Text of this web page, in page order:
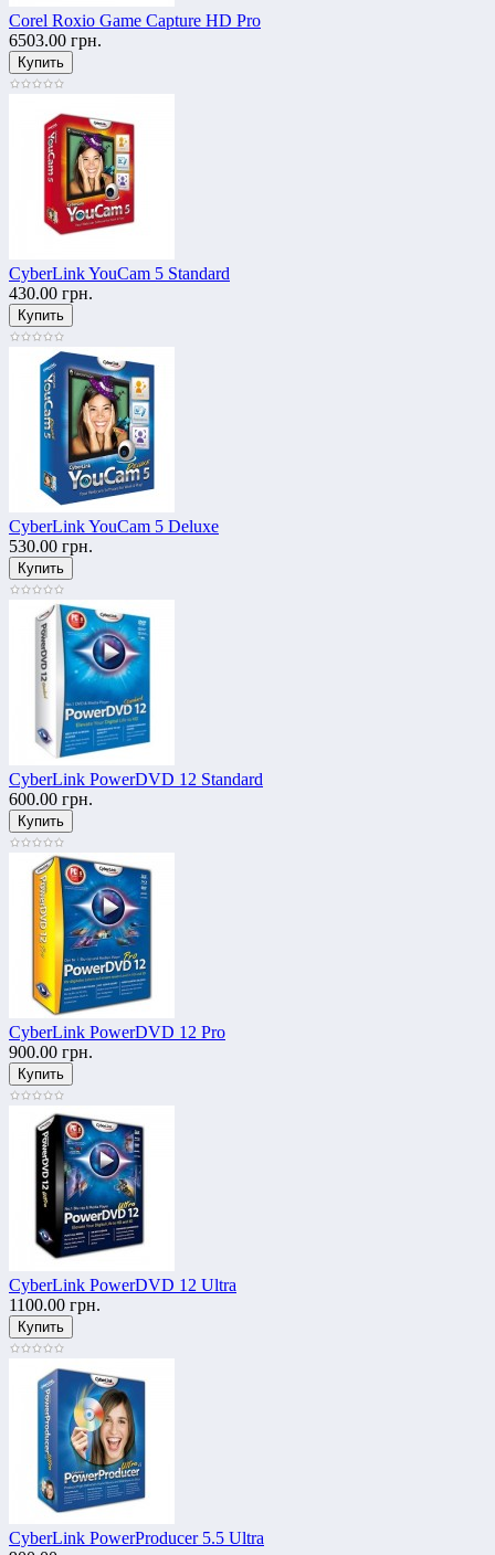
Corel Roxio Game Capture HD Pro
6503.00 грн.
CyberLink YouCam 5 Standard
430.00 грн.
CyberLink YouCam 5 Deluxe
530.00 грн.
CyberLink PowerDVD 12 Standard
600.00 грн.
CyberLink PowerDVD 12 Pro
900.00 грн.
CyberLink PowerDVD 12 Ultra
1100.00 грн.
CyberLink PowerProducer 5.5 Ultra